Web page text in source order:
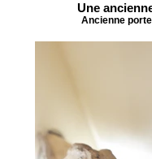
Une
Ancienne